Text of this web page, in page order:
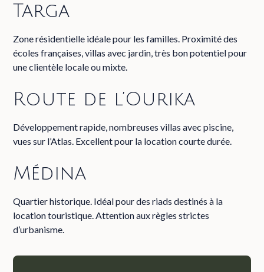
Targa
Zone résidentielle idéale pour les familles. Proximité des
écoles françaises, villas avec jardin, très bon potentiel pour
une clientèle locale ou mixte.
Route de l’Ourika
Développement rapide, nombreuses villas avec piscine,
vues sur l’Atlas. Excellent pour la location courte durée.
Médina
Quartier historique. Idéal pour des riads destinés à la
location touristique. Attention aux règles strictes
d’urbanisme.